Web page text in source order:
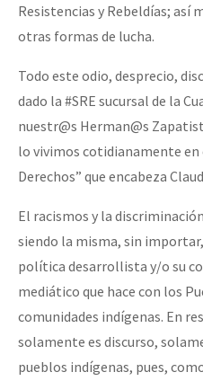
Resistencias y Rebeldías; así
otras formas de lucha.
Todo este odio, desprecio,
dado la #SRE sucursal de la
nuestr@s Herman@s
lo vivimos cotidianamente en
Derechos” que encabeza
El racismos y la
siendo la misma, sin
política desarrollista y/o su
mediático que hace con los
comunidades indígenas. En
solamente es discurso,
pueblos indígenas, pues,